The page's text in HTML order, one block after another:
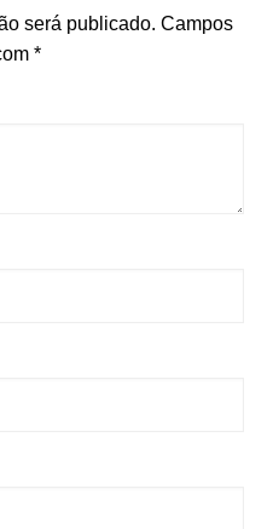
será publicado. Campos
*